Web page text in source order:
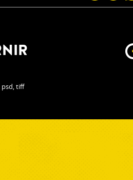
psd, tiff